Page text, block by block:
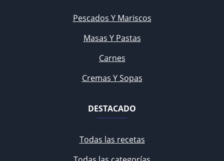
Pescados Y Mariscos
Masas Y Pastas
Carnes
Cremas Y Sopas
DESTACADO
Todas las recetas